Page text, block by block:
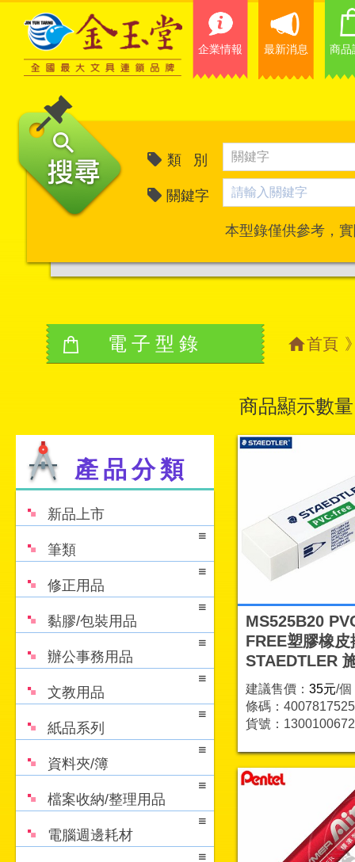
企業情報 最新消息 商品
類 別
關鍵字
本型錄僅供參考，
電子型錄 首頁
產品分類
新品上市
筆類
修正用品
黏膠/包裝用品
辦公事務用品
文教用品
紙品系列
資料夾/簿
檔案收納/整理用品
電腦週邊耗材
商品顯示數量
MS525B20
FREE塑膠橡皮
STAEDTLER
建議售價： 35元/個
條碼：
貨號：1300100672